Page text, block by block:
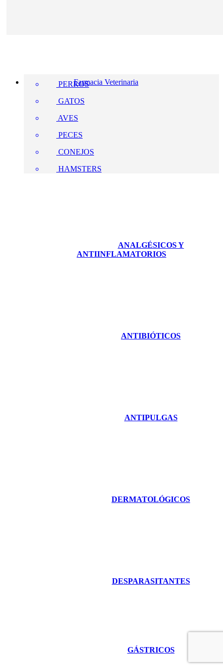
Farmacia Veterinaria
PERROS
GATOS
AVES
PECES
CONEJOS
HAMSTERS
ANALGÉSICOS Y
ANTIINFLAMATORIOS
ANTIBIÓTICOS
ANTIPULGAS
DERMATOLÓGICOS
DESPARASITANTES
GÁSTRICOS